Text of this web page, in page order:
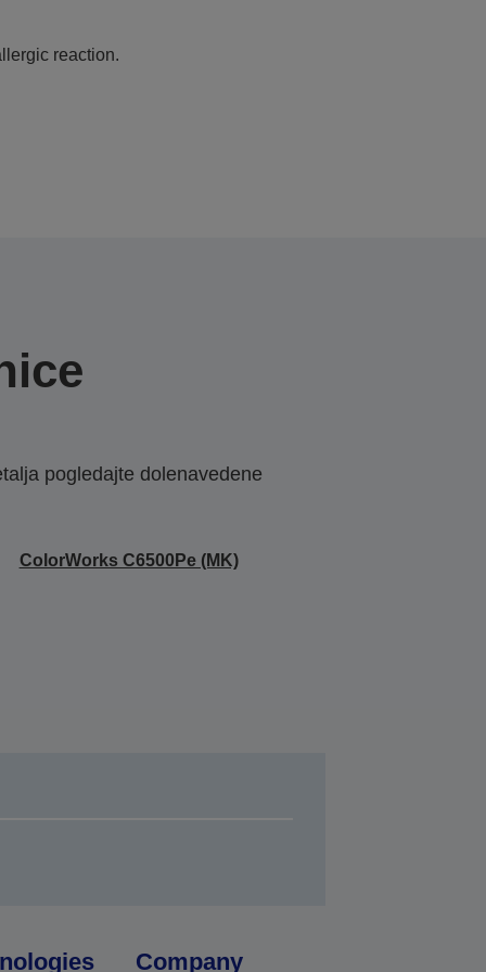
reaction.
pogledajte dolenavedene
ColorWorks C6500Pe (MK)
Company